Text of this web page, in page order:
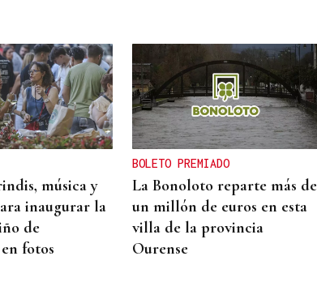
música y
inaugurar la
de
fotos
BOLETO PREMIADO
La Bonoloto reparte más de
un millón de euros en esta
villa de la provincia
Ourense